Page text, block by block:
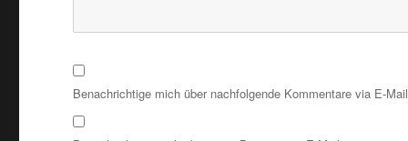
Benachrichtige mich über nachfolgende Kommentare via E-